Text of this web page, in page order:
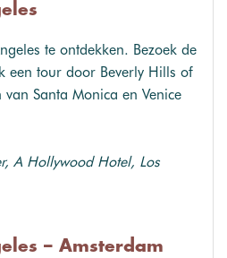
te ontdekken. Bezoek de
een tour door Beverly Hills of
Santa Monica en Venice
A Hollywood Hotel, Los
– Amsterdam